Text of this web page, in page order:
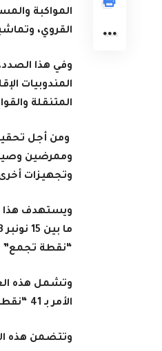
المواكبة
القروي،
وفي هذا
المندوبيات
المتنقلة
وممرضين
وتجهيزات
ويستهدف هذا
“نقطة تجمع” لفائدة 131
الأمر بـ 41 “نقطة تجمع سكاني” منها 13 بالمناطق “الباردة” و28 بالمناطق “الباردة جدا
وتتضمن هذه